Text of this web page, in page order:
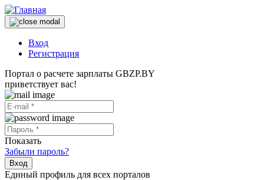
Вход
Регистрация
Портал о расчете зарплаты GBZP.BY
приветствует вас!
Показать
Забыли пароль?
Вход
Единый профиль для всех порталов